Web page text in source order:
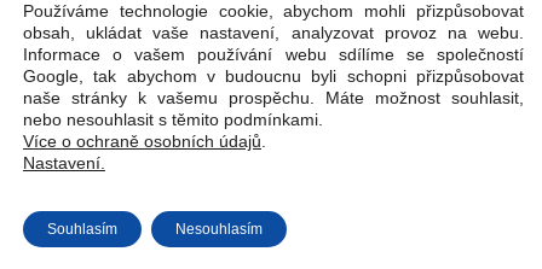
Copyright © Weiron Dynamics, s.r.o. |
SEO
Používáme technologie cookie, abychom mohli přizpůsobovat
obsah, ukládat vaše nastavení, analyzovat provoz na webu.
Informace o vašem používání webu sdílíme se společností
Google, tak abychom v budoucnu byli schopni přizpůsobovat
naše stránky k vašemu prospěchu. Máte možnost souhlasit,
nebo nesouhlasit s těmito podmínkami.
Více o ochraně osobních údajů
Nastavení.
Souhlasím Nesouhlasím